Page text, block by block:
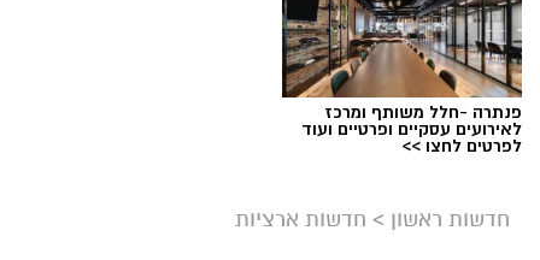
פנתרה -חלל משותף ומרכז
לאירועים עסקיים ופרטיים ועוד
לפרטים לחצו >>
חדשות ראשון > חדשות ארציות